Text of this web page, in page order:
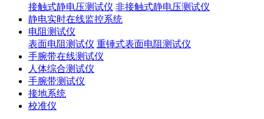
接触式静电压测试仪 非接触式静电压测试仪
静电实时在线监控系统
电阻测试仪
表面电阻测试仪 重锤式表面电阻测试仪
手腕带在线测试仪
人体综合测试仪
手腕带测试仪
接地系统
校准仪